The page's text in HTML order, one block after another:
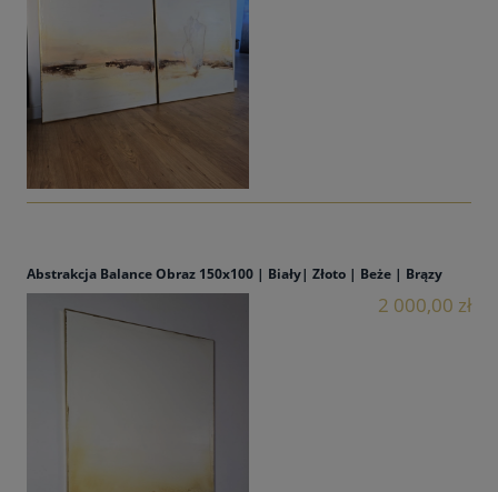
Abstrakcja Balance Obraz 150x100 | Biały| Złoto | Beże | Brązy
2 000,00 zł